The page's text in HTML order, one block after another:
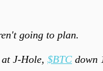
going to plan.
at J-Hole, $BTC down